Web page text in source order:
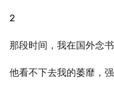
2
那段时间，我在国外念
他看不下去我的萎靡，